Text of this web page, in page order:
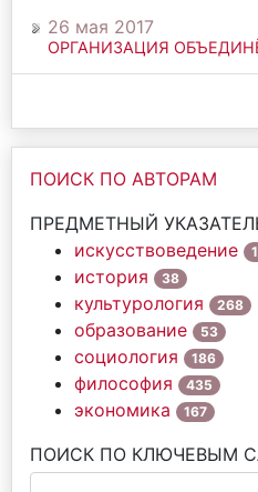
26 мая 2017
ОРГАНИЗАЦИЯ
ПОИСК ПО АВТОРАМ
ПРЕДМЕТНЫЙ
искусствоведение
история 38
культурология 268
образование 53
социология 186
философия 435
экономика 167
ПОИСК ПО КЛЮЧЕВЫМ